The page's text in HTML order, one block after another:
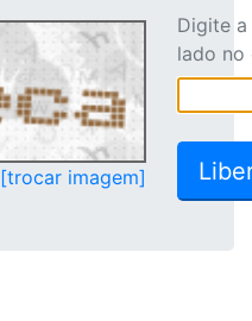
[trocar imagem]
Digite
lado no